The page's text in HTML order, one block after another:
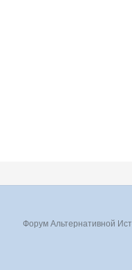
Форум Альтернативной